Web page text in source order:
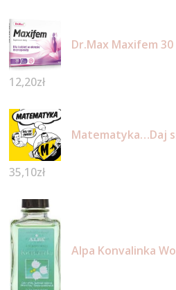
Dr.Max Maxifem 30
12,20zł
Matematyka…Daj
35,10zł
Alpa Konvalinka